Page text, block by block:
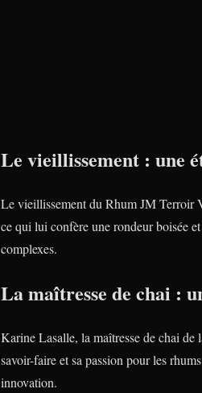
Le vieillissement : une
Le vieillissement du Rhum JM Terroir
ce qui lui confère une rondeur boisée
complexes.
La maîtresse de chai :
Karine Lasalle, la maîtresse de chai
savoir-faire et sa passion pour les
innovation.